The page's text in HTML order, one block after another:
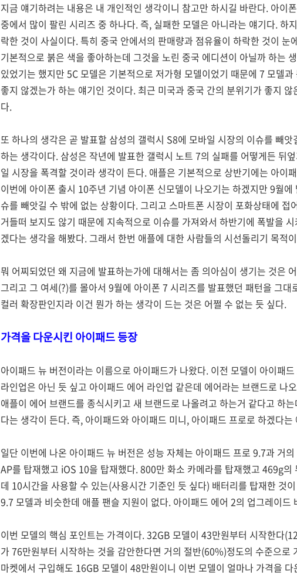
지금 얘기하려는 내용은 내 개인적인 생각이니 참고만 하시길 바란다. 아이
중에서 많이 팔린 시리즈 중 하나다. 즉, 실패한 모델은 아니라는 얘기다. 하
락한 것이 사실이다. 특히 중국 안에서의 판매량과 점유율이 하락한 것이
기본적으로 붉은 색을 좋아하는데 그것을 노린 중국 에디션이 아닐까 하는
있었기는 했지만 5C 모델은 기본적으로 저가형 모델이었기 때문에 7 모델
좋지 않겠는가 하는 얘기인 것이다. 최근 미국과 중국 간의 분위기가 좋지
다.
또 하나의 생각은 곧 발표할 삼성의 갤럭시 S8에 모바일 시장의 이슈를 빼
하는 생각이다. 삼성은 작년에 발표한 갤럭시 노트 7의 실패를 어떻게든 뒤
일 시장을 폭격할 것이라 생각이 든다. 애플은 기본적으로 상반기에는 아이
이번에 아이폰 출시 10주년 기념 아이폰 신모델이 나오기는 하겠지만 9월
슈를 빼앗길 수 밖에 없는 상황이다. 그리고 스마트폰 시장이 포화상태에
거들떠 보지도 않기 때문에 지속적으로 이슈를 가져와서 하반기에 폭발을
겠다는 생각을 해봤다. 그래서 한번 애플에 대한 사람들의 시선돌리기 목적
뭐 어찌되었던 왜 지금에 발표하는가에 대해서는 좀 의아심이 생기는 것은
그리고 그 여세(?)를 몰아서 9월에 아이폰 7 시리즈를 발표했던 패턴을 그
컬러 확장판인지라 이건 뭔가 하는 생각이 드는 것은 어쩔 수 없는 듯 싶다.
가격을 다운시킨 아이패드 등장
아이패드 뉴 버전이라는 이름으로 아이패드가 나왔다. 이전 모델이 아이패
라인업은 아닌 듯 싶고 아이패드 에어 라인업 같은데 에어라는 브랜드로 나
애플이 에어 브랜드를 종식시키고 새 브랜드로 나올려고 하는거 같다고 하
다는 생각이 든다. 즉, 아이패드와 아이패드 미니, 아이패드 프로로 하겠다
일단 이번에 나온 아이패드 뉴 버전은 성능 자체는 아이패드 프로 9.7과 거
AP를 탑재했고 iOS 10을 탑재했다. 800만 화소 카메라를 탑재했고 469g
데 10시간을 사용할 수 있는(사용시간 기준인 듯 싶다) 배터리를 탑재한 것
9.7 모델과 비슷한데 애플 팬슬 지원이 없다. 아이패드 에어 2의 업그레이드
이번 모델의 핵심 포인트는 가격이다. 32GB 모델이 43만원부터 시작한다
가 76만원부터 시작하는 것을 감안한다면 거의 절반(60%)정도의 수준으로
마켓에서 구입해도 16GB 모델이 48만원이니 이번 모델이 얼마나 가격을